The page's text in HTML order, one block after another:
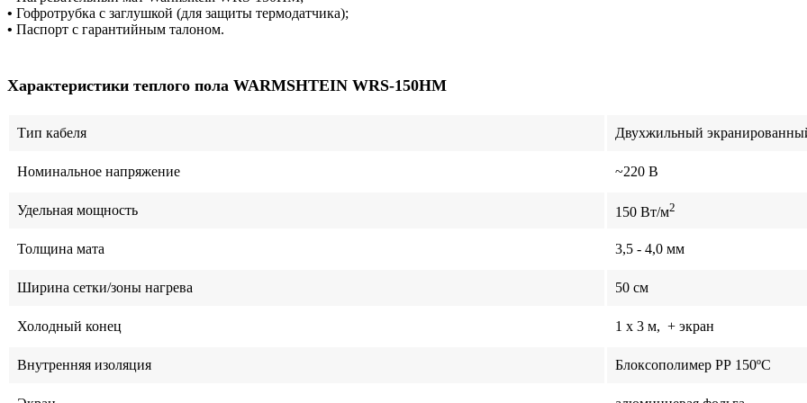
• Гофротрубка с заглушкой (для защиты термодатчика);
• Паспорт с гарантийным талоном.
Характеристики теплого пола WARMSHTEIN WRS-150HM
Тип кабеля Двухжильный
Номинальное напряжение ~220 В
Удельная мощность 150 Вт/м2
Толщина мата 3,5 - 4,0 мм
Ширина сетки/зоны нагрева 50 см
Холодный конец 1 x 3 м, + экран
Внутренняя изоляция Блоксополимер РР 150ºС